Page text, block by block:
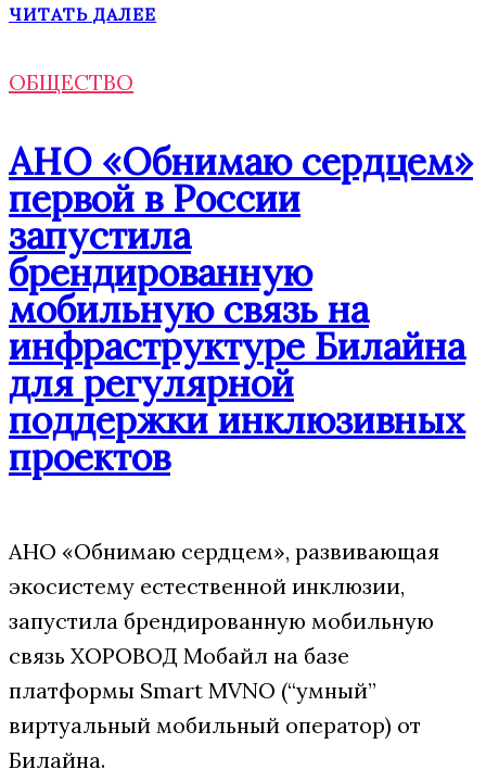
ЧИТАТЬ ДАЛЕЕ
ОБЩЕСТВО
АНО «Обнимаю сердцем»
первой в России
запустила
брендированную
мобильную связь на
инфраструктуре Билайна
для регулярной
поддержки инклюзивных
проектов
АНО «Обнимаю сердцем», развивающая
экосистему естественной инклюзии,
запустила брендированную мобильную
связь ХОРОВОД Мобайл на базе
платформы Smart MVNO (“умный”
виртуальный мобильный оператор) от
Билайна.